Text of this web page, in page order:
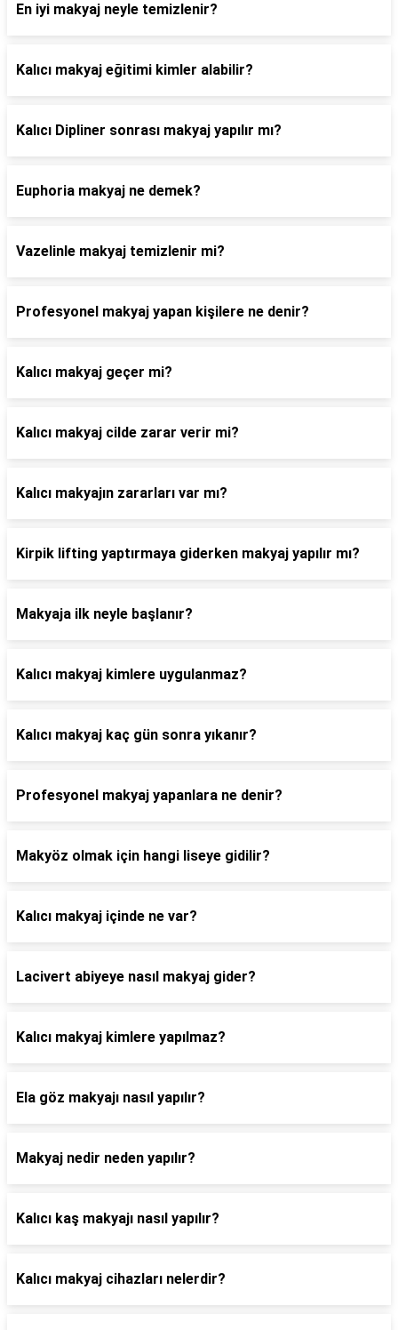
En iyi makyaj neyle temizlenir?
Kalıcı makyaj eğitimi kimler alabilir?
Kalıcı Dipliner sonrası makyaj yapılır mı?
Euphoria makyaj ne demek?
Vazelinle makyaj temizlenir mi?
Profesyonel makyaj yapan kişilere ne denir?
Kalıcı makyaj geçer mi?
Kalıcı makyaj cilde zarar verir mi?
Kalıcı makyajın zararları var mı?
Kirpik lifting yaptırmaya giderken makyaj yapılır mı?
Makyaja ilk neyle başlanır?
Kalıcı makyaj kimlere uygulanmaz?
Kalıcı makyaj kaç gün sonra yıkanır?
Profesyonel makyaj yapanlara ne denir?
Makyöz olmak için hangi liseye gidilir?
Kalıcı makyaj içinde ne var?
Lacivert abiyeye nasıl makyaj gider?
Kalıcı makyaj kimlere yapılmaz?
Ela göz makyajı nasıl yapılır?
Makyaj nedir neden yapılır?
Kalıcı kaş makyajı nasıl yapılır?
Kalıcı makyaj cihazları nelerdir?